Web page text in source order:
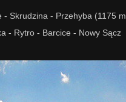
- Skrudzina - Przehyba (1175
- Rytro - Barcice - Nowy Sącz